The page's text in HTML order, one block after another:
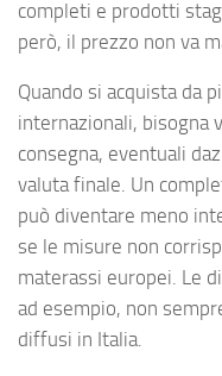
completi e prodotti
però, il prezzo non va
Quando si acquista da
internazionali, bisogna
consegna, eventuali
valuta finale. Un
può diventare meno
se le misure non
materassi europei. Le
ad esempio, non
diffusi in Italia.